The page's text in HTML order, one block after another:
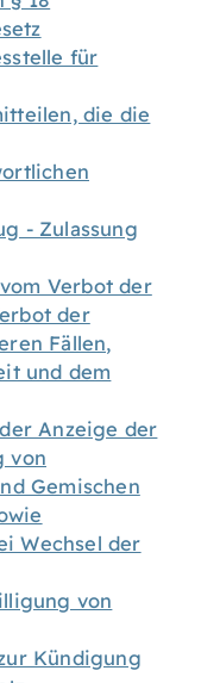
für
die die
- Zulassung
Verbot der
der
Fällen,
und dem
Anzeige der
von
Gemischen
Wechsel der
von
Kündigung